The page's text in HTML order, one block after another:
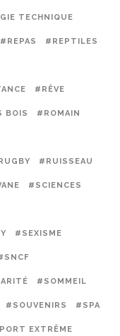
TECHNIQUE
#REPAS #REPTILES
#RÊVE
BOIS #ROMAIN
#RUISSEAU
#SCIENCES
#SEXISME
#SOMMEIL
#SOUVENIRS #SPA
EXTRÊME